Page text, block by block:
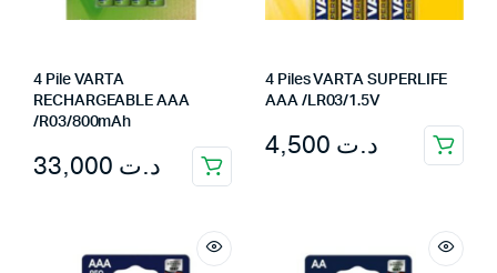
4 Pile VARTA
RECHARGEABLE AAA
/R03/800mAh
د.ت
4 Piles VARTA SUPERLIFE
AAA /LR03/1.5V
د.ت